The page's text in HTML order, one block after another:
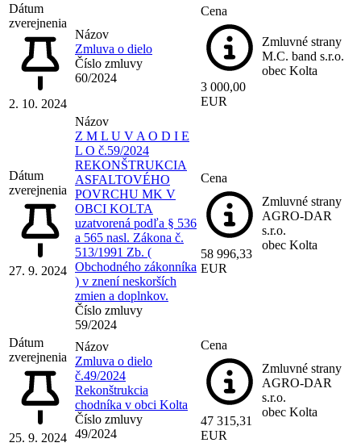
Dátum
zverejnenia
2. 10. 2024
Názov
Zmluva o dielo
Číslo zmluvy
60/2024
Cena
3 000,00
EUR
Zmluvné strany
M.C. band s.r.o.
obec Kolta
Dátum
zverejnenia
27. 9. 2024
Názov
Z M L U V A O D I E
L O č.59/2024
REKONŠTRUKCIA
ASFALTOVÉHO
POVRCHU MK V
OBCI KOLTA
uzatvorená podľa § 536
a 565 nasl. Zákona č.
513/1991 Zb. (
Obchodného zákonníka
) v znení neskorších
zmien a doplnkov.
Číslo zmluvy
59/2024
Cena
58 996,33
EUR
Zmluvné strany
AGRO-DAR
s.r.o.
obec Kolta
Dátum
zverejnenia
25. 9. 2024
Názov
Zmluva o dielo
č.49/2024
Rekonštrukcia
chodníka v obci Kolta
Číslo zmluvy
49/2024
Cena
47 315,31
EUR
Zmluvné strany
AGRO-DAR
s.r.o.
obec Kolta